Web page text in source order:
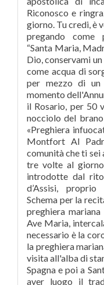
Riconosco e
giorno. Tu credi, è
pregando come
“Santa Maria,
Dio, conservami
come acqua di
per mezzo di
momento
il Rosario, per 50
nocciolo del
«Preghiera
Montfort Al
comunità che ti sei
tre volte al giorno
introdotte dal
d’Assisi, proprio
Schema per la
preghiera
Ave Maria,
necessario è la
la preghiera
visita all'alba di
Spagna e poi a
aver luogo il